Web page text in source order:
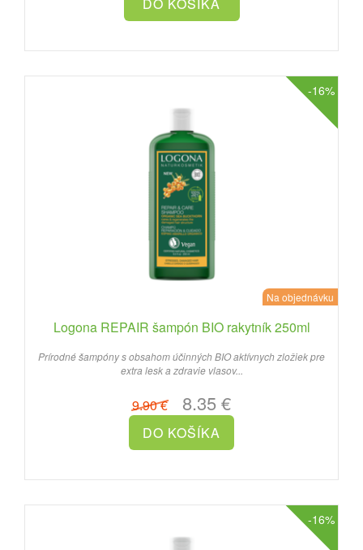
-16%
Na objednávku
Logona REPAIR šampón BIO rakytník 250ml
Prírodné šampóny s obsahom účinných BIO aktívnych zložiek pre
extra lesk a zdravie vlasov...
9.90 €8.35 €
-16%